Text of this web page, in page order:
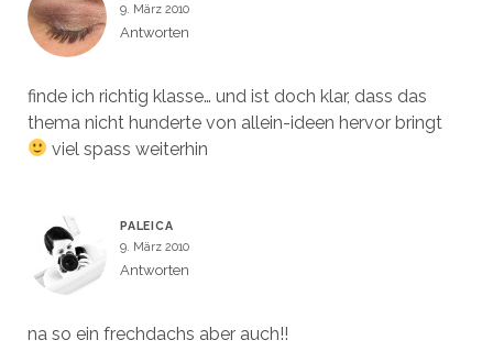
9. März 2010
Antworten
finde ich richtig klasse… und ist doch klar, dass das
thema nicht hunderte von allein-ideen hervor bringt
viel spass weiterhin
PALEICA
9. März 2010
Antworten
na so ein frechdachs aber auch!!